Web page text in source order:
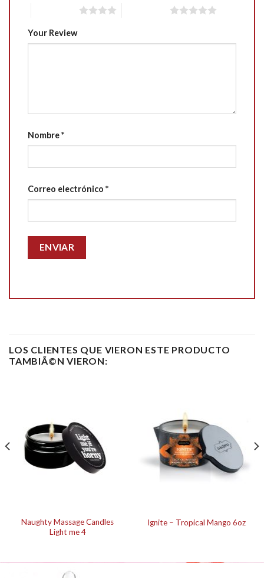
Your Review
Nombre*
Correo electrónico *
LOS CLIENTES QUE VIERON ESTE PRODUCTO
TAMBIÃ©N VIERON:
Naughty Massage Candles
Light me 4
Ignite – Tropical Mango 6oz